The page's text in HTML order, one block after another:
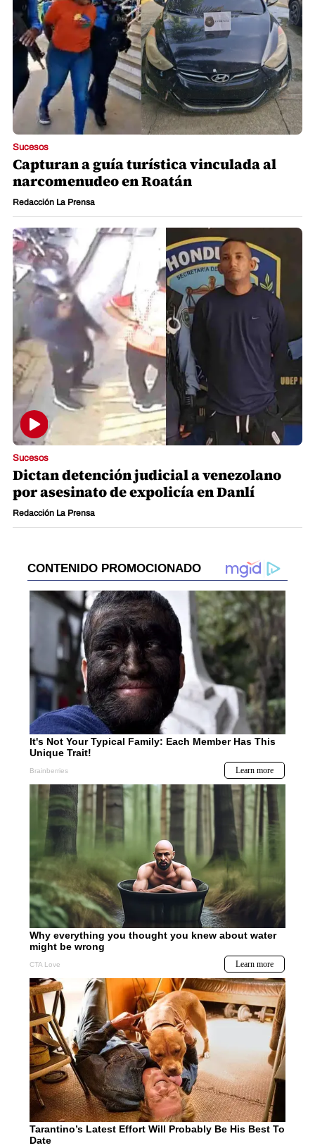
Sucesos
Capturan a guía turística vinculada al
narcomenudeo en Roatán
Redacción La Prensa
Sucesos
Dictan detención judicial a venezolano
por asesinato de expolicía en Danlí
Redacción La Prensa